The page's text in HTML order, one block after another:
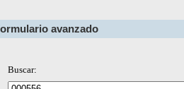
avanzado
Buscar: